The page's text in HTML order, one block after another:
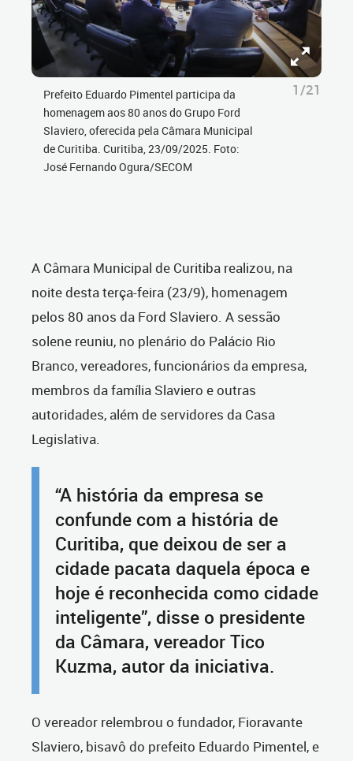
Prefeito Eduardo Pimentel participa da
homenagem aos 80 anos do Grupo Ford
Slaviero, oferecida pela Câmara Municipal
de Curitiba. Curitiba, 23/09/2025. Foto:
José Fernando Ogura/SECOM
1/21
A Câmara Municipal de Curitiba realizou, na
noite desta terça-feira (23/9), homenagem
pelos 80 anos da Ford Slaviero. A sessão
solene reuniu, no plenário do Palácio Rio
Branco, vereadores, funcionários da empresa,
membros da família Slaviero e outras
autoridades, além de servidores da Casa
Legislativa.
“A história da empresa se
confunde com a história de
Curitiba, que deixou de ser a
cidade pacata daquela época e
hoje é reconhecida como cidade
inteligente”, disse o presidente
da Câmara, vereador Tico
Kuzma, autor da iniciativa.
O vereador relembrou o fundador, Fioravante
Slaviero, bisavô do prefeito Eduardo Pimentel, e